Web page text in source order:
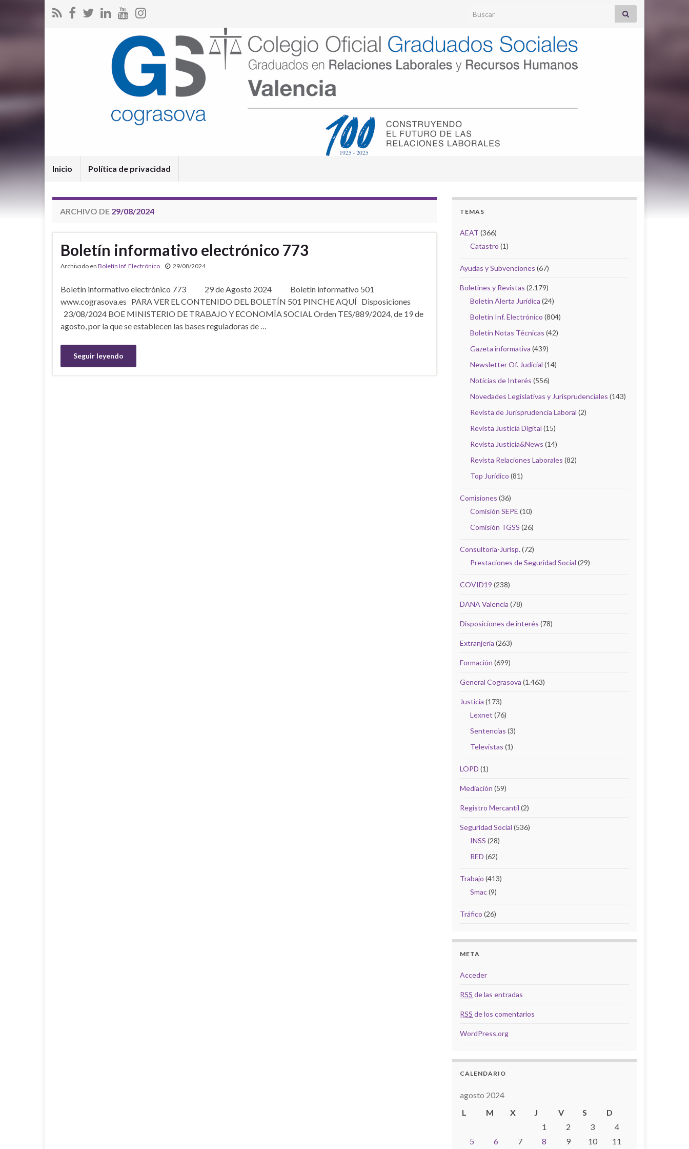
Search for:
Inicio Política de privacidad
ARCHIVO DE 29/08/2024
Boletín informativo electrónico 773
Archivado en Boletín Inf. Electrónico 29/08/2024
Boletín informativo electrónico 773 29 de Agosto 2024 Boletín informativo 501
www.cograsova.es PARA VER EL CONTENIDO DEL BOLETÍN 501 PINCHE AQUÍ Disposiciones
23/08/2024 BOE MINISTERIO DE TRABAJO Y ECONOMÍA SOCIAL Orden TES/889/2024, de 19 de
agosto, por la que se establecen las bases reguladoras de …
Seguir leyendo
TEMAS
AEAT (366)
Catastro (1)
Ayudas y Subvenciones (67)
Boletines y Revistas (2.179)
Boletín Alerta Jurídica (24)
Boletín Inf. Electrónico (804)
Boletín Notas Técnicas (42)
Gazeta informativa (439)
Newsletter Of. Judicial (14)
Noticias de Interés (556)
Novedades Legislativas y Jurisprudenciales (143)
Revista de Jurisprudencia Laboral (2)
Revista Justicia Digital (15)
Revista Justicia&News (14)
Revista Relaciones Laborales (82)
Top Jurídico (81)
Comisiones (36)
Comisión SEPE (10)
Comisión TGSS (26)
Consultoría-Jurisp.(72)
Prestaciones de Seguridad Social (29)
COVID19 (238)
DANA Valencia (78)
Disposiciones de interés (78)
Extranjería (263)
Formación (699)
General Cograsova (1.463)
Justicia (173)
Lexnet (76)
Sentencias (3)
Televistas (1)
LOPD (1)
Mediación (59)
Registro Mercantil (2)
Seguridad Social (536)
INSS (28)
RED (62)
Trabajo (413)
Smac(9)
Tráfico (26)
META
Acceder
RSS de las entradas
RSS de los comentarios
WordPress.org
CALENDARIO
agosto 2024
L
M X J V S
D
1
2 3
4
5
6 7 8 9 10 11